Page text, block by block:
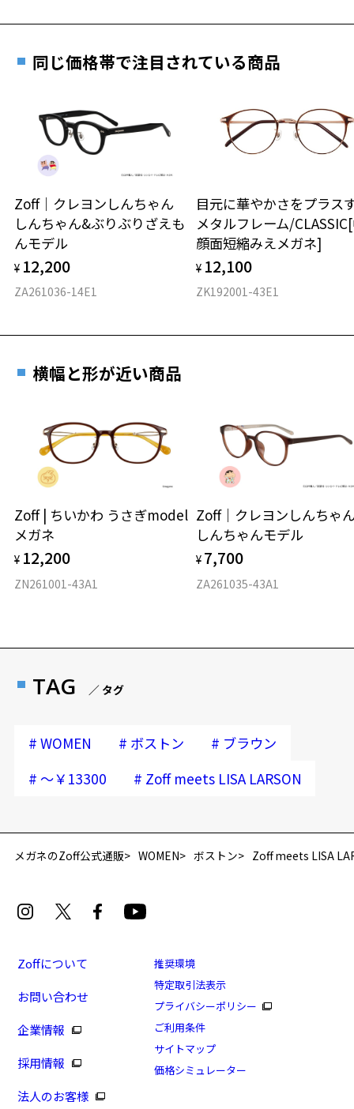
再入荷お知らせメールのお申し込み
[アウトレット価格]Zoff meets LISA LARSON
MADE IN JAPAN series
商品番号：ZX221001-43A1/フレームカラー：ブラウン/
単価：￥9,950
10.1g
※着脱式サングラス：デモレンズ、アタッチメント込みの重さ
タイプ
材質
フロント素材：アセテート
す。
もっと見る
お近くのZoff実店舗にて度数を測定いただけます（無料）。
その際は記入用紙をダウンロードしてお使いください。
ダウンロード
同じ価格帯で注目されている商品
Zoff｜クレヨンしんちゃん
しんちゃん&ぶりぶりざえも
んモデル
¥ 12,200
ZA261036-14E1
目元に華やかさをプラス
メタルフレーム/
顔面短縮みえメガネ]
¥ 12,100
ZK192001-43E1
横幅と形が近い商品
Zoff | ちいかわ うさぎmodel
メガネ
¥ 12,200
ZN261001-43A1
Zoff｜クレヨンしんち
しんちゃんモデル
¥ 7,700
ZA261035-43A1
TAG ／ タグ
# WOMEN # ボストン # ブラウン
# ～￥13300 # Zoff meets LISA LARSON
メガネのZoff公式通販 WOMEN ボストン Zoff meets LISA
Zoffについて
お問い合わせ
企業情報
採用情報
法人のお客様
推奨環境
特定取引法表示
プライバシーポリシー
ご利用条件
サイトマップ
価格シミュレーター